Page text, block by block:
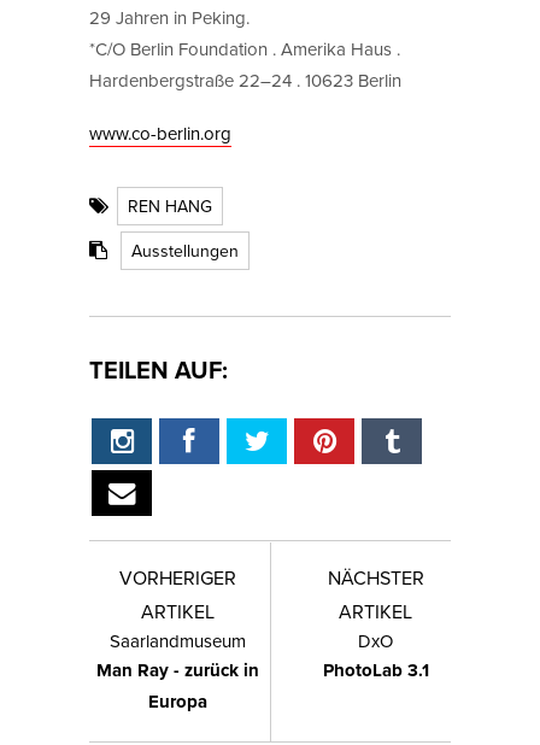
29 Jahren in Peking.
*C/O Berlin Foundation . Amerika Haus .
Hardenbergstraße 22–24 . 10623 Berlin
www.co-berlin.org
REN HANG
Ausstellungen
TEILEN AUF:
VORHERIGER
ARTIKEL
Saarlandmuseum
Man Ray - zurück in
Europa
NÄCHSTER
ARTIKEL
DxO
PhotoLab 3.1